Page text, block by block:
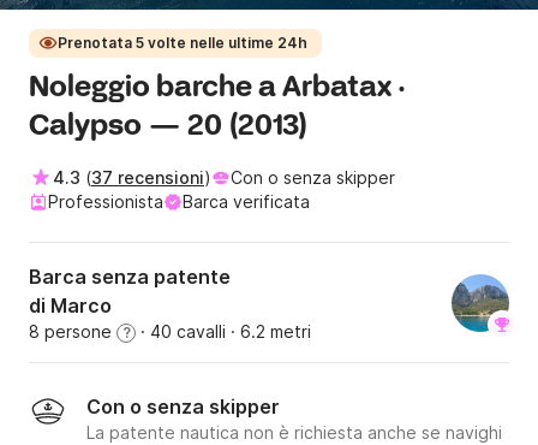
Prenotata 5 volte nelle ultime 24h
Noleggio barche a Arbatax ·
Calypso — 20 (2013)
4.3 (37 recensioni)
Con o senza skipper
Professionista
Barca verificata
Barca senza patente
di Marco
8 persone ? · 40 cavalli · 6.2 metri
Con o senza skipper
La patente nautica non è richiesta anche se navighi